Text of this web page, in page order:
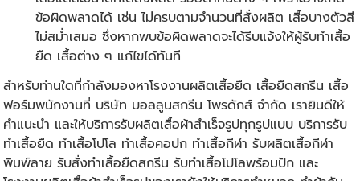
ข้อผิดพลาดได้ เช่น ไม่ครบตามจำนวนที่สั่งผลิต เสื้อบางตัวสี
ไม่สม่ำเสมอ ซึ่งหากพบข้อผิดพลาดจะได้รีบแจ้งให้ผู้รับทำเสื้อ
ยืด เสื้อต่าง ๆ แก้ไขได้ทันที
สำหรับท่านใดที่กำลังมองหาโรงงานผลิตเสื้อยืด เสื้อยืดสกรีน เสื้อ
ฟอร์มพนักงานที่ บริษัท บอลลูนสกรีน โพรดักส์ จำกัด เรายินดีให้
คำแนะนำ และให้บริการรับผลิตเสื้อผ้าสำเร็จรูปทุกรูปแบบ บริการรับ
ทำเสื้อยืด ทำเสื้อโปโล ทำเสื้อคอปก ทำเสื้อกีฬารับผลิตเสื้อกีฬา
พิมพ์ลาย รับสั่งทําเสื้อยืดสกรีน รับทําเสื้อโปโลพร้อมปัก และ